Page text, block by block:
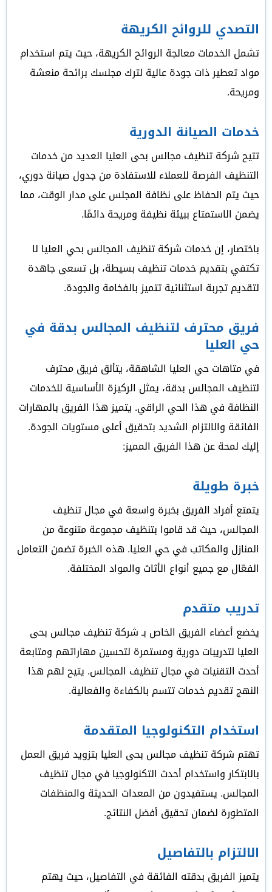
التصدي للروائح الكريهة
تشمل الخدمات معالجة الروائح الكريهة، حيث يتم استخدام
مواد تعطير ذات جودة عالية لترك مجلسك برائحة منعشة
ومريحة.
خدمات الصيانة الدورية
تتيح شركة تنظيف مجالس بحى العليا العديد من خدمات
التنظيف الفرصة للعملاء للاستفادة من جدول صيانة دوري،
حيث يتم الحفاظ على نظافة المجلس على مدار الوقت، مما
يضمن الاستمتاع ببيئة نظيفة ومريحة دائمًا.
باختصار، إن خدمات شركة تنظيف المجالس بحي العليا لا
تكتفي بتقديم خدمات تنظيف بسيطة، بل تسعى جاهدة
لتقديم تجربة استثنائية تتميز بالفخامة والجودة.
فريق محترف لتنظيف المجالس بدقة في
حي العليا
في متاهات حي العليا الشاهقة، يتألق فريق محترف
لتنظيف المجالس بدقة، يمثل الركيزة الأساسية للخدمات
النظافة في هذا الحي الراقي. يتميز هذا الفريق بالمهارات
الفائقة والالتزام الشديد بتحقيق أعلى مستويات الجودة.
إليك لمحة عن هذا الفريق المميز:
خبرة طويلة
يتمتع أفراد الفريق بخبرة واسعة في مجال تنظيف
المجالس، حيث قد قاموا بتنظيف مجموعة متنوعة من
المنازل والمكاتب في حي العليا. هذه الخبرة تضمن التعامل
الفعّال مع جميع أنواع الأثاث والمواد المختلفة.
تدريب متقدم
يخضع أعضاء الفريق الخاص بـ شركة تنظيف مجالس بحى
العليا لتدريبات دورية ومستمرة لتحسين مهاراتهم ومتابعة
أحدث التقنيات في مجال تنظيف المجالس. يتيح لهم هذا
النهج تقديم خدمات تتسم بالكفاءة والفعالية.
استخدام التكنولوجيا المتقدمة
تهتم شركة تنظيف مجالس بحى العليا بتزويد فريق العمل
بالابتكار واستخدام أحدث التكنولوجيا في مجال تنظيف
المجالس. يستفيدون من المعدات الحديثة والمنظفات
المتطورة لضمان تحقيق أفضل النتائج.
الالتزام بالتفاصيل
يتميز الفريق بدقته الفائقة في التفاصيل، حيث يهتم